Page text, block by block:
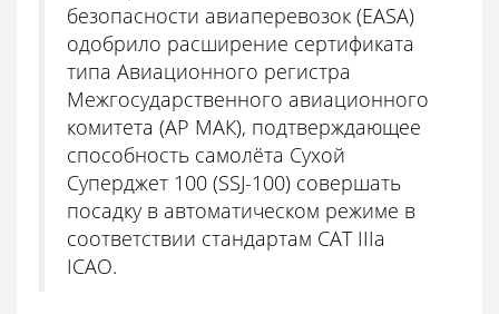
безопасности авиаперевозок (EASA)
одобрило расширение сертификата
типа Авиационного регистра
Межгосударственного авиационного
комитета (АР МАК), подтверждающее
способность самолёта Сухой
Суперджет 100 (SSJ-100) совершать
посадку в автоматическом режиме в
соответствии стандартам CAT IIIа
ICAO.